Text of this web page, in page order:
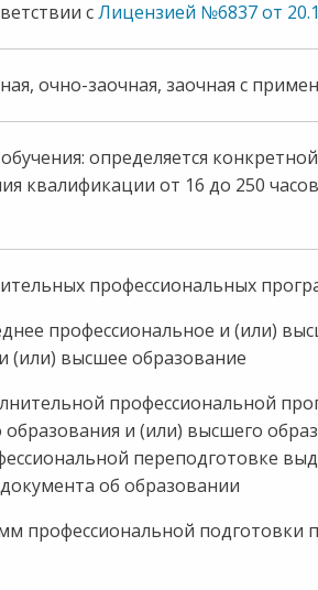
сЛицензией №6837 от
очно-заочная, заочная с
определяется
квалификации от 16 до 250
профессиональных
профессиональное и (или)
(или) высшее образование
профессиональной
образования и (или) высшего
переподготовке
об образовании
профессиональной подготовки